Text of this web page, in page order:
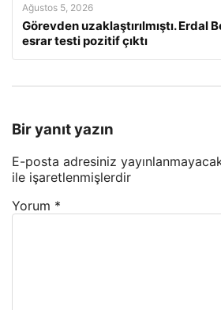
Ağustos 5, 2026
Görevden uzaklaştırılmıştı. Erdal
esrar testi pozitif çıktı
Bir yanıt yazın
E-posta adresiniz
ile işaretlenmişlerdir
Yorum *